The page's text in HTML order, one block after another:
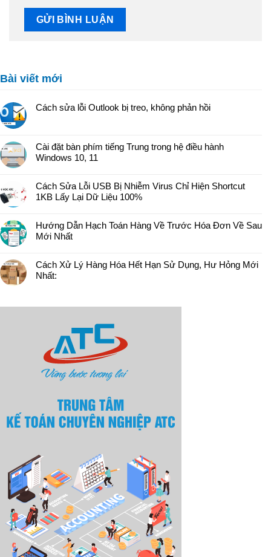
Bài viết mới
Cách sửa lỗi Outlook bị treo, không phản hồi
Cài đặt bàn phím tiếng Trung trong hệ điều hành
Windows 10, 11
Cách Sửa Lỗi USB Bị Nhiễm Virus Chỉ Hiện Shortcut
1KB Lấy Lại Dữ Liệu 100%
Hướng Dẫn Hạch Toán Hàng Về Trước Hóa Đơn Về Sau
Mới Nhất
Cách Xử Lý Hàng Hóa Hết Hạn Sử Dụng, Hư Hỏng Mới
Nhất: